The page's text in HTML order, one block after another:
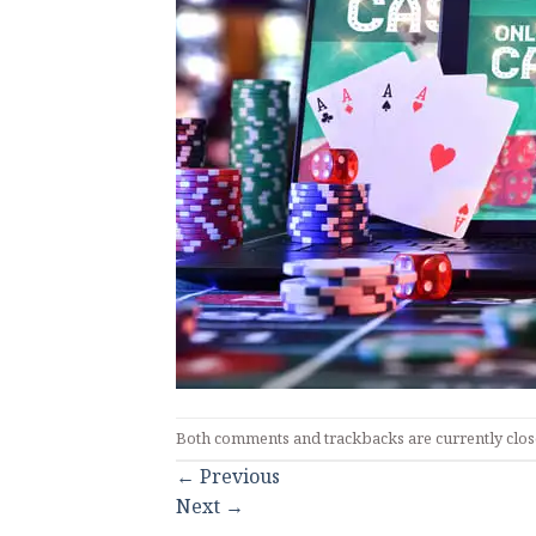
Both comments and trackbacks are currently
← Previous
Next →